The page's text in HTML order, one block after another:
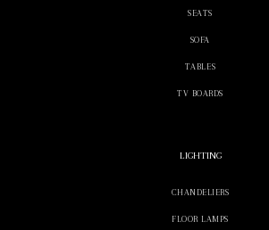
SEATS
SOFA
TABLES
TV BOARDS
LIGHTING
CHANDELIERS
FLOOR LAMPS